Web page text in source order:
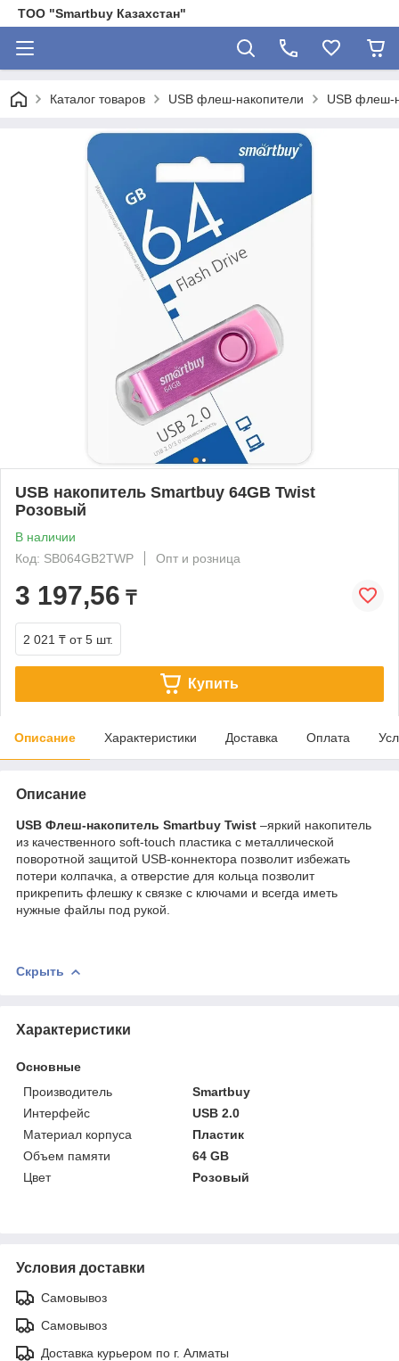
ТОО "Smartbuy Казахстан"
Каталог товаров USB флеш-накопители USB флеш-
USB накопитель Smartbuy 64GB Twist
Розовый
В наличии
Код: SB064GB2TWP
Опт и розница
3 197,56 ₸
2 021 ₸ от 5 шт.
Купить
Описание Характеристики Доставка Оплата
Описание
USB Флеш-накопитель Smartbuy Twist –яркий накопитель
из качественного soft-touch пластика с металлической
поворотной защитой USB-коннектора позволит избежать
потери колпачка, а отверстие для кольца позволит
прикрепить флешку к связке с ключами и всегда иметь
нужные файлы под рукой.
Скрыть
Характеристики
Основные
Производитель
Smartbuy
Интерфейс
USB 2.0
Материал корпуса
Пластик
Объем памяти
64 GB
Цвет
Розовый
Условия доставки
Самовывоз
Самовывоз
Доставка курьером по г. Алматы